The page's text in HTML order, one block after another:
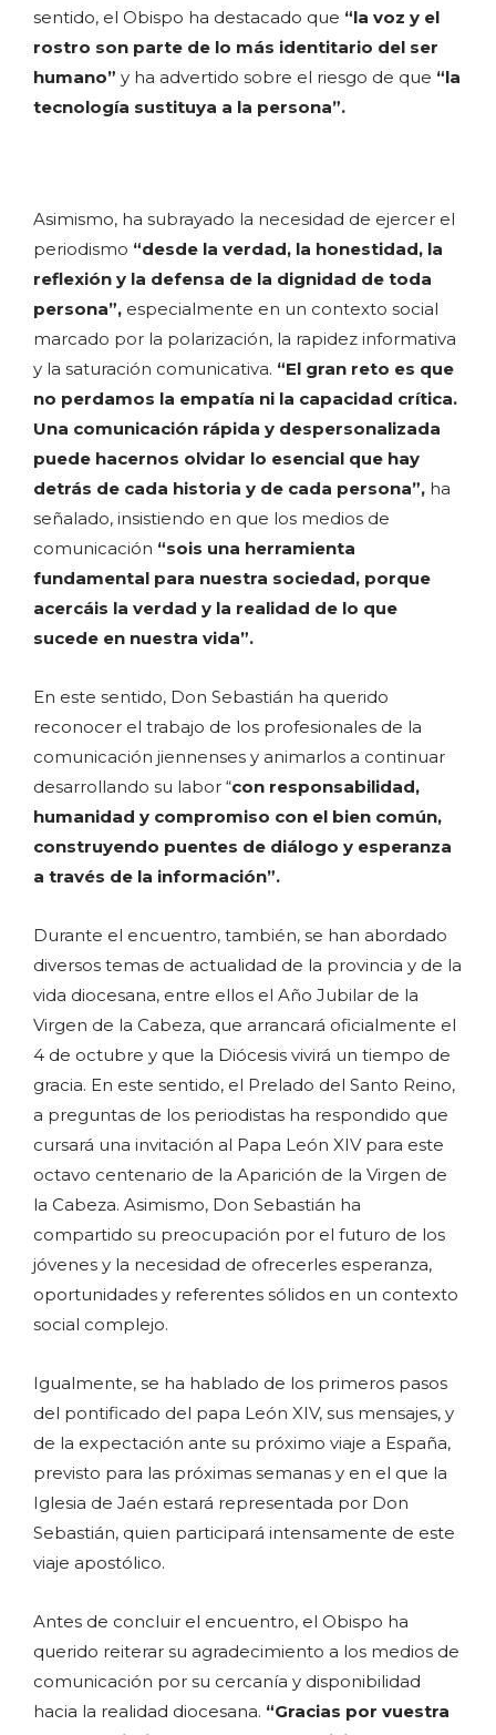
sentido, el Obispo ha destacado que “la voz y el
rostro son parte de lo más identitario del ser
humano” y ha advertido sobre el riesgo de que “la
tecnología sustituya a la persona”.
Asimismo, ha subrayado la necesidad de ejercer el
periodismo “desde la verdad, la honestidad, la
reflexión y la defensa de la dignidad de toda
persona”, especialmente en un contexto social
marcado por la polarización, la rapidez informativa
y la saturación comunicativa. “El gran reto es que
no perdamos la empatía ni la capacidad crítica.
Una comunicación rápida y despersonalizada
puede hacernos olvidar lo esencial que hay
detrás de cada historia y de cada persona”, ha
señalado, insistiendo en que los medios de
comunicación “sois una herramienta
fundamental para nuestra sociedad, porque
acercáis la verdad y la realidad de lo que
sucede en nuestra vida”.
En este sentido, Don Sebastián ha querido
reconocer el trabajo de los profesionales de la
comunicación jiennenses y animarlos a continuar
desarrollando su labor “con responsabilidad,
humanidad y compromiso con el bien común,
construyendo puentes de diálogo y esperanza
a través de la información”.
Durante el encuentro, también, se han abordado
diversos temas de actualidad de la provincia y de la
vida diocesana, entre ellos el Año Jubilar de la
Virgen de la Cabeza, que arrancará oficialmente el
4 de octubre y que la Diócesis vivirá un tiempo de
gracia. En este sentido, el Prelado del Santo Reino,
a preguntas de los periodistas ha respondido que
cursará una invitación al Papa León XIV para este
octavo centenario de la Aparición de la Virgen de
la Cabeza. Asimismo, Don Sebastián ha
compartido su preocupación por el futuro de los
jóvenes y la necesidad de ofrecerles esperanza,
oportunidades y referentes sólidos en un contexto
social complejo.
Igualmente, se ha hablado de los primeros pasos
del pontificado del papa León XIV, sus mensajes, y
de la expectación ante su próximo viaje a España,
previsto para las próximas semanas y en el que la
Iglesia de Jaén estará representada por Don
Sebastián, quien participará intensamente de este
viaje apostólico.
Antes de concluir el encuentro, el Obispo ha
querido reiterar su agradecimiento a los medios de
comunicación por su cercanía y disponibilidad
hacia la realidad diocesana. “Gracias por vuestra